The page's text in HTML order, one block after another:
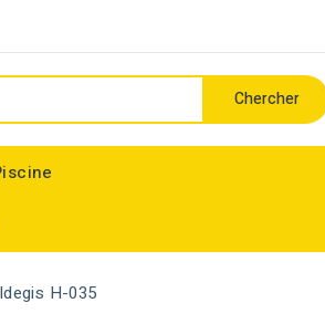
Chercher
H-035